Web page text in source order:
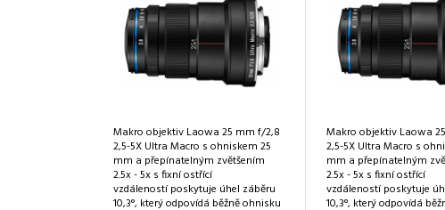
Makro objektiv Laowa 25 mm f/2,8
2,5-5X Ultra Macro s ohniskem 25
mm a přepínatelným zvětšením
2.5x - 5x s fixní ostřící
vzdáleností poskytuje úhel záběru
10,3°, který odpovídá běžně ohnisku
Makro objektiv Laowa
2,5-5X Ultra Macro s
mm a přepínatelným
2.5x - 5x s fixní ostřící
vzdáleností poskytuje
10,3°, který odpovídá